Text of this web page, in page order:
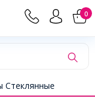
0
Стеклянные